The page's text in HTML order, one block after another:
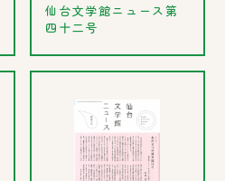
仙台文学館ニュース第
四十二号